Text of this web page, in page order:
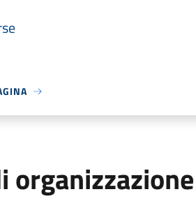
organizzazione